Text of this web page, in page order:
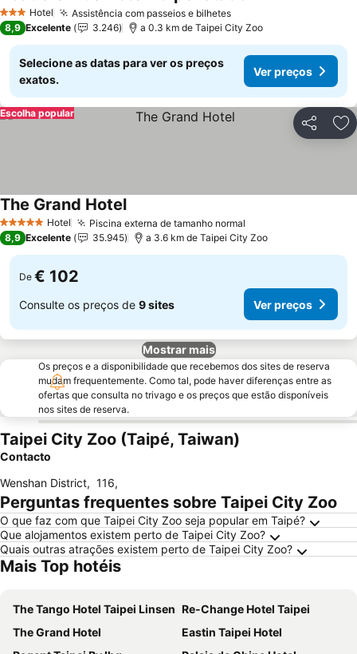
3 EstrelasHotel Assistência com passeios e bilhetesVer preços
Ver preços
8,9 Excelente 3.246 a 0.3 km de Taipei City Zoo
Selecione as datas para ver os preços
exatos.
Ver preços
Partilhar
Escolha popular
5 Estrelas Hotel Piscina externa de tamanho normal
The Grand HotelVer preços
8,9 Excelente 35.945 a 3.6 km de Taipei City Zoo
De € 102
Consulte os preços de 9 sites Ver preços
Mostrar mais
Os preços e a disponibilidade que recebemos dos sites de reserva
mudam frequentemente. Como tal, pode haver diferenças entre as
ofertas que consulta no trivago e os preços que estão disponíveis
nos sites de reserva.
Taipei City Zoo (Taipé, Taiwan)
Contacto
Wenshan District, 116,
Perguntas frequentes sobre Taipei City Zoo
O que faz com que Taipei City Zoo seja popular em Taipé?
Que alojamentos existem perto de Taipei City Zoo?
Quais outras atrações existem perto de Taipei City Zoo?
Mais Top hotéis
The Tango Hotel Taipei Linsen Re-Change Hotel Taipei
The Grand Hotel
Eastin Taipei Hotel